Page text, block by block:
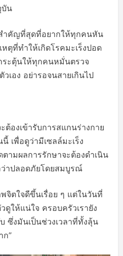
บัน
สำคัญที่สุดที่อยากให้ทุกคนหัน
หตุที่ทำให้เกิดโรคมะเร็งปอด
ระตุ้นให้ทุกคนหมั่นตรวจ
เอง อย่ารอจนสายเกินไป
ต้องเข้ารับการสแกนร่างกาย
เพื่อดูว่ามีเซลล์มะเร็ง
ามผลการรักษาจะต้องดำเนิน
ว่าปลอดภัยโดยสมบูรณ์
จิตใจดีขึ้นเรื่อย ๆ แต่ในวันที่
ดูให้แน่ใจ ครอบครัวเรายัง
ซึ่งมันเป็นช่วงเวลาที่ทั้งลุ้น
ก”